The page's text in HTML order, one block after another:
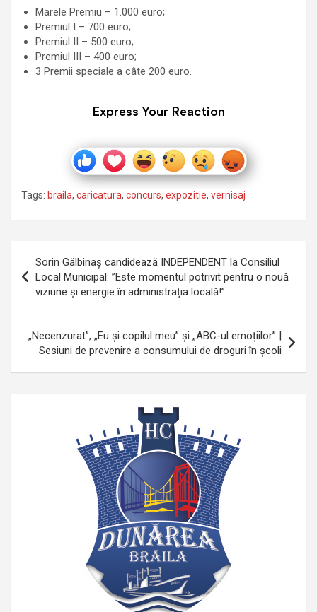
Marele Premiu – 1.000 euro;
Premiul I – 700 euro;
Premiul II – 500 euro;
Premiul III – 400 euro;
3 Premii speciale a câte 200 euro.
Express Your Reaction
Tags: braila, caricatura, concurs, expozitie, vernisaj
în
articole
Sorin Gălbinaș candidează INDEPENDENT la Consiliul
Local Municipal: ”Este momentul potrivit pentru o nouă
viziune și energie în administrația locală!”
„Necenzurat”, „Eu și copilul meu” și „ABC-ul emoțiilor” |
Sesiuni de prevenire a consumului de droguri în școli